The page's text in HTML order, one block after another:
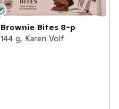
Brownie Bites 8-p
144 g, Karen Volf